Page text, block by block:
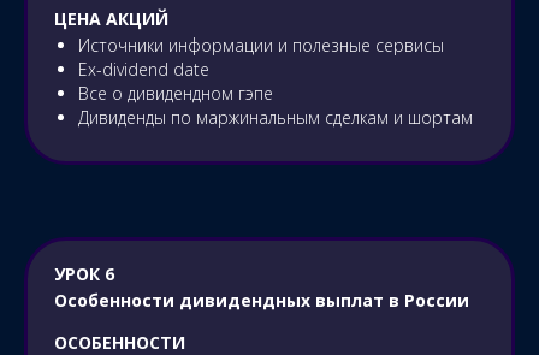
ЦЕНА АКЦИЙ
Источники информации и полезные сервисы
Ex-dividend date
Все о дивидендном гэпе
Дивиденды по маржинальным сделкам и шортам
УРОК 6
Особенности дивидендных выплат в России
ОСОБЕННОСТИ